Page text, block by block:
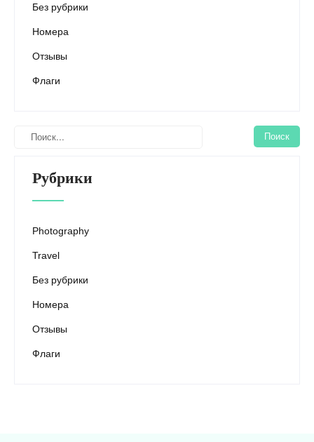
Без рубрики
Номера
Отзывы
Флаги
Рубрики
Photography
Travel
Без рубрики
Номера
Отзывы
Флаги